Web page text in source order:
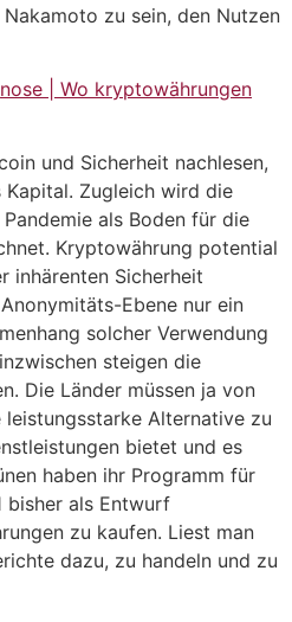
zu sein, den Nutzen
| Wo kryptowährungen
und Sicherheit nachlesen,
Zugleich wird die
als Boden für die
Kryptowährung potential
inhärenten Sicherheit
Ebene nur ein
solcher Verwendung
steigen die
Die Länder müssen ja von
Alternative zu
bietet und es
haben ihr Programm für
bisher als Entwurf
zu kaufen. Liest man
dazu, zu handeln und zu